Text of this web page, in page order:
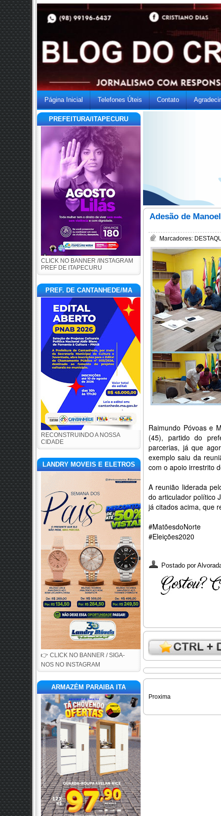
Página Inicial Telefones Úteis Contato
PREFEITURA/ITAPECURU
CLICK NO BANNER /INSTAGRAM
PREF DE ITAPECURU
PREF. DE CANTANHEDE/MA
RECONSTRUINDO A NOSSA
CIDADE
LANDRY MOVEIS E ELETROS
👉 CLICK NO BANNER / SIGA-
NOS NO INSTAGRAM
ARMAZÉM PARAIBA ITA
Adesão de
Marcadores:
Raimundo Póvoas e
(45), partido do
parcerias, já que
exemplo saiu da
com o apoio irrestrito
A reunião liderada
do articulador político
já citados acima, que
#MatõesdoNorte
#Eleições2020
Postado por
Proxima